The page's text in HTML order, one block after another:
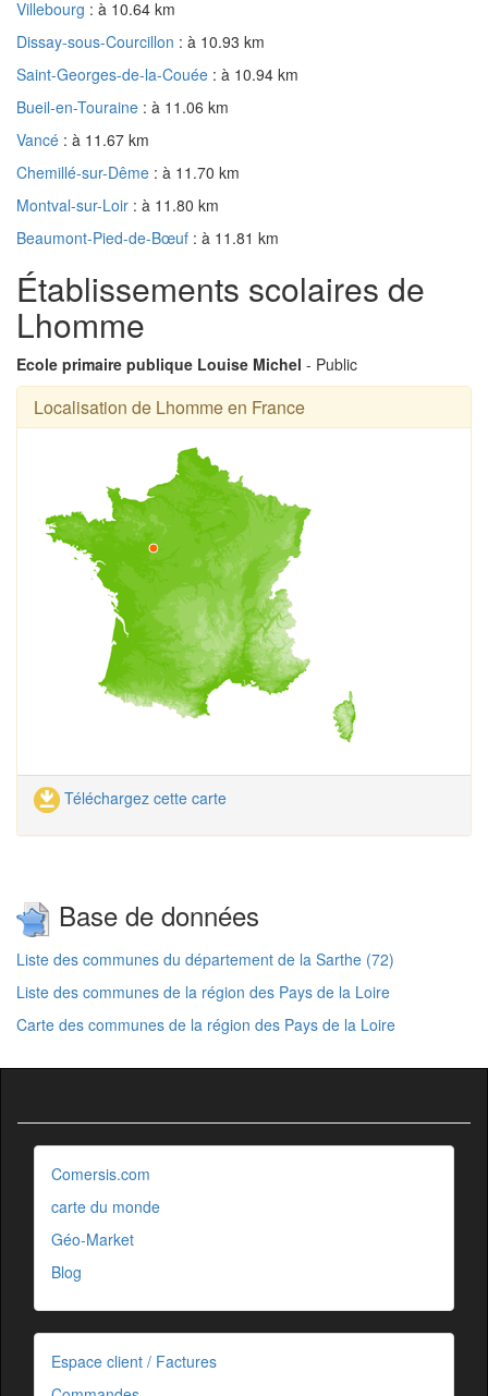
Villebourg : à 10.64 km
Dissay-sous-Courcillon : à 10.93 km
Saint-Georges-de-la-Couée : à 10.94 km
Bueil-en-Touraine : à 11.06 km
Vancé : à 11.67 km
Chemillé-sur-Dême : à 11.70 km
Montval-sur-Loir : à 11.80 km
Beaumont-Pied-de-Bœuf : à 11.81 km
Établissements scolaires de
Lhomme
Ecole primaire publique Louise Michel - Public
Localisation de Lhomme en France
Téléchargez cette carte
Base de données
Liste des communes du département de la Sarthe (72)
Liste des communes de la région des Pays de la Loire
Carte des communes de la région des Pays de la Loire
Comersis.com
carte du monde
Géo-Market
Blog
Espace client / Factures